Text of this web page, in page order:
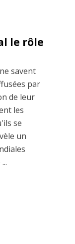
le rôle
savent
par
de leur
les
se
un